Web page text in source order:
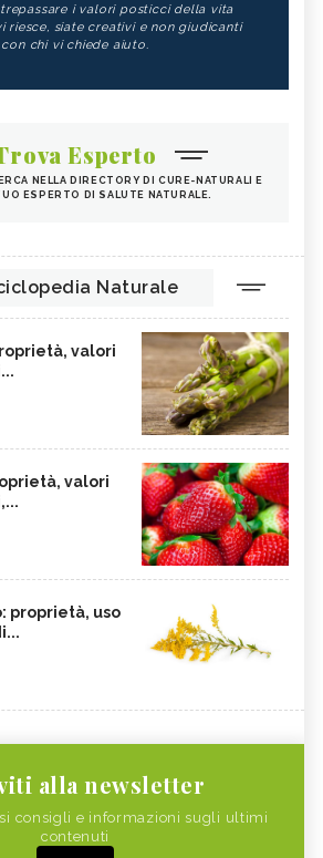
i valori posticci della vita
riesce, siate creativi e non giudicanti
con chi vi chiede aiuto.
Esperto
NELLA DIRECTORY DI CURE-NATURALI E
ESPERTO DI SALUTE NATURALE.
Naturale
valori
valori
proprietà, uso
alla newsletter
consigli e informazioni sugli ultimi
contenuti